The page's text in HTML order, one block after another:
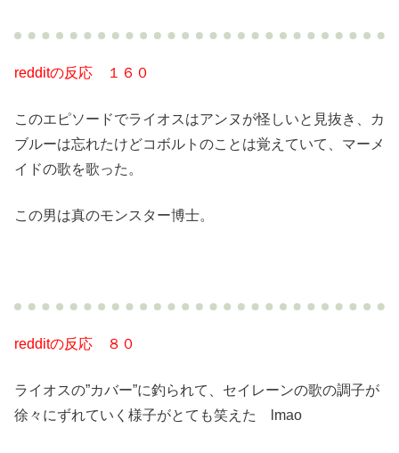
redditの反応 １６０
このエピソードでライオスはアンヌが怪しいと見抜き、カ
ブルーは忘れたけどコボルトのことは覚えていて、マーメ
イドの歌を歌った。
この男は真のモンスター博士。
redditの反応 ８０
ライオスの”カバー”に釣られて、セイレーンの歌の調子が
徐々にずれていく様子がとても笑えた lmao